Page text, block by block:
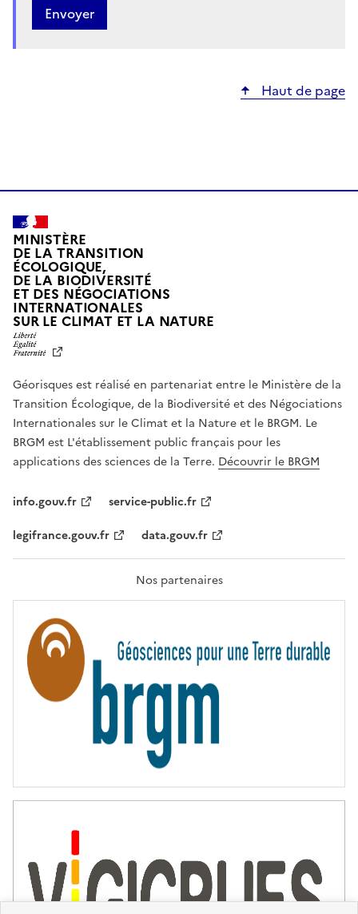
Haut de page
MINISTÈRE
DE LA TRANSITION
ÉCOLOGIQUE,
DE LA BIODIVERSITÉ
ET DES NÉGOCIATIONS
INTERNATIONALES
SUR LE CLIMAT ET LA NATUREL
T
É
,
É
G
A
L
F
A
T
R
T
É
Géorisques est réalisé en partenariat entre le Ministère de la
Transition Écologique, de la Biodiversité et des Négociations
Internationales sur le Climat et la Nature et le BRGM. Le
BRGM est L'établissement public français pour les
applications des sciences de la Terre. Découvrir le BRGM
info.gouv.fr
service-public.fr
legifrance.gouv.fr
data.gouv.fr
Nos partenaires